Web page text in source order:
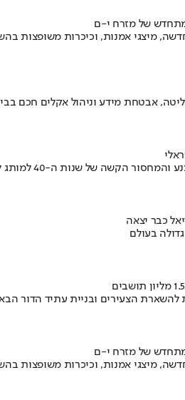
של מזרח י-ם
אבטחת מידע וניהול אקלים חכם
כבר יצאה
בעולם
להשארת הצעירים ובניית עתיד הדור
של מזרח י-ם